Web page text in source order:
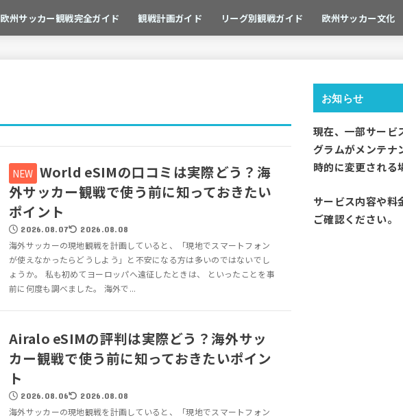
欧州サッカー観戦完全ガイド 観戦計画ガイド リーグ別観戦ガイド 欧州サッカー文化
World eSIMの口コミは実際どう？海
外サッカー観戦で使う前に知っておきたい
ポイント
2026.08.07 2026.08.08
海外サッカーの現地観戦を計画していると、「現地でスマートフォン
が使えなかったらどうしよう」と不安になる方は多いのではないでし
ょうか。 私も初めてヨーロッパへ遠征したときは、 といったことを事
前に何度も調べました。 海外で...
Airalo eSIMの評判は実際どう？海外サッ
カー観戦で使う前に知っておきたいポイン
ト
2026.08.06 2026.08.08
海外サッカーの現地観戦を計画していると、「現地でスマートフォン
お知らせ
現在、一部サービ
グラムがメンテナ
時的に変更される
サービス内容や料
ご確認ください。